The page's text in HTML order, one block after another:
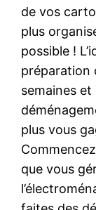
de vos
plus
possible !
préparation
semaines
plus vous
que vous